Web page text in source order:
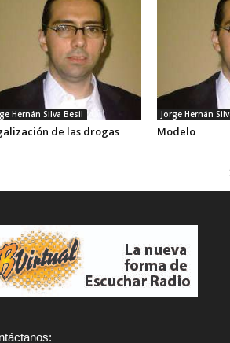
Hernán Silva Besil
de las drogas
Jorge Hernán
Modelo